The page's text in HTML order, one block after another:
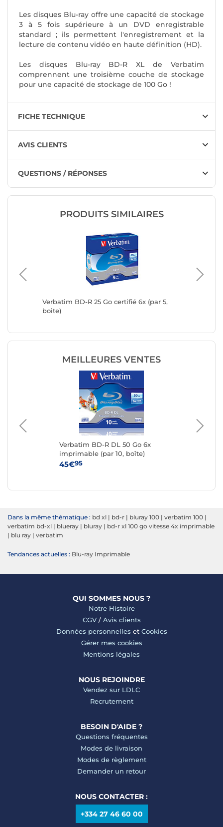
Les disques Blu-ray offre une capacité de stockage
3 à 5 fois supérieure à un DVD enregistrable
standard ; ils permettent l'enregistrement et la
lecture de contenu vidéo en haute définition (HD).
Les disques Blu-ray BD-R XL de Verbatim
comprennent une troisième couche de stockage
pour une capacité de stockage de 100 Go !
FICHE TECHNIQUE
AVIS CLIENTS
QUESTIONS / RÉPONSES
PRODUITS SIMILAIRES
Verbatim BD-R 25 Go certifié 6x (par 5,
boite)
MEILLEURES VENTES
Verbatim BD-R DL 50 Go 6x
imprimable (par 10, boîte)
45€95
Dans la même thématique : bd xl | bd-r | bluray 100 | verbatim 100 |
verbatim bd-xl | blueray | bluray | bd-r xl 100 go vitesse 4x imprimable
| blu ray | verbatim
Tendances actuelles : Blu-ray Imprimable
QUI SOMMES NOUS ?
Notre Histoire
CGV/ Avis clients
Données personnelles et Cookies
Gérer mes cookies
Mentions légales
NOUS REJOINDRE
Vendez sur LDLC
Recrutement
BESOIN D'AIDE ?
Questions fréquentes
Modes de livraison
Modes de règlement
Demander un retour
NOUS CONTACTER :
+334 27 46 60 00